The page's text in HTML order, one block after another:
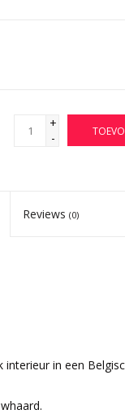
+
-
Reviews(0)
in een